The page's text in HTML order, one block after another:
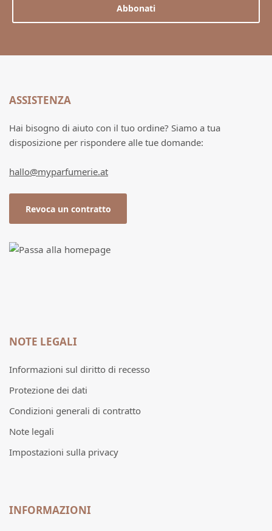
Abbonati
ASSISTENZA
Hai bisogno di aiuto con il tuo ordine? Siamo a tua
disposizione per rispondere alle tue domande:
hallo@myparfumerie.at
Revoca un contratto
NOTE LEGALI
Informazioni sul diritto di recesso
Protezione dei dati
Condizioni generali di contratto
Note legali
Impostazioni sulla privacy
INFORMAZIONI